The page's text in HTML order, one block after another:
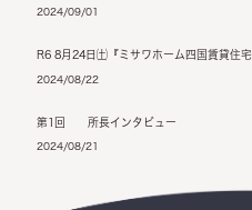
2024/09/01
R6 8月24日㈯『ミサワホーム四国賃貸住
2024/08/22
第1回 所長インタビュー
2024/08/21